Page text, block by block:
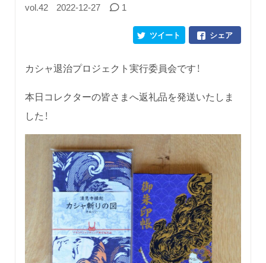
vol.42 2022-12-27 1
シェア
ツイート
カシャ退治プロジェクト実行委員会です！
本日コレクターの皆さまへ返礼品を発送いたしま
した！